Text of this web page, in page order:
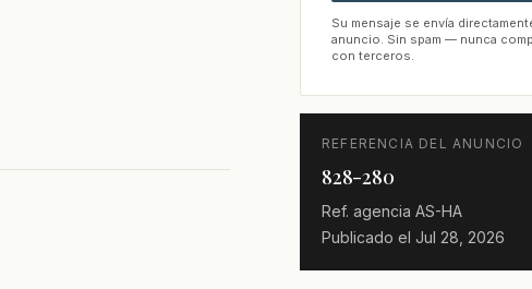
Su mensaje se envía
anuncio. Sin spam — nunca
con terceros.
REFERENCIA DEL ANUNCIO
828-280
Ref. agencia AS-HA
Publicado el Jul 28, 2026